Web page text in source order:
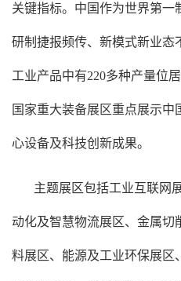
关键指标。中国作为世界第一
研制捷报频传、新模式新业态
工业产品中有220多种产量位
国家重大装备展区重点展示
心设备及科技创新成果。
主题展区包括工业互联网
动化及智慧物流展区、金属切
料展区、能源及工业环保展区